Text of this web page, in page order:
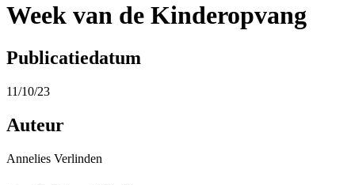
Week van de Kinderopvang
Publicatiedatum
11/10/23
Auteur
Annelies Verlinden